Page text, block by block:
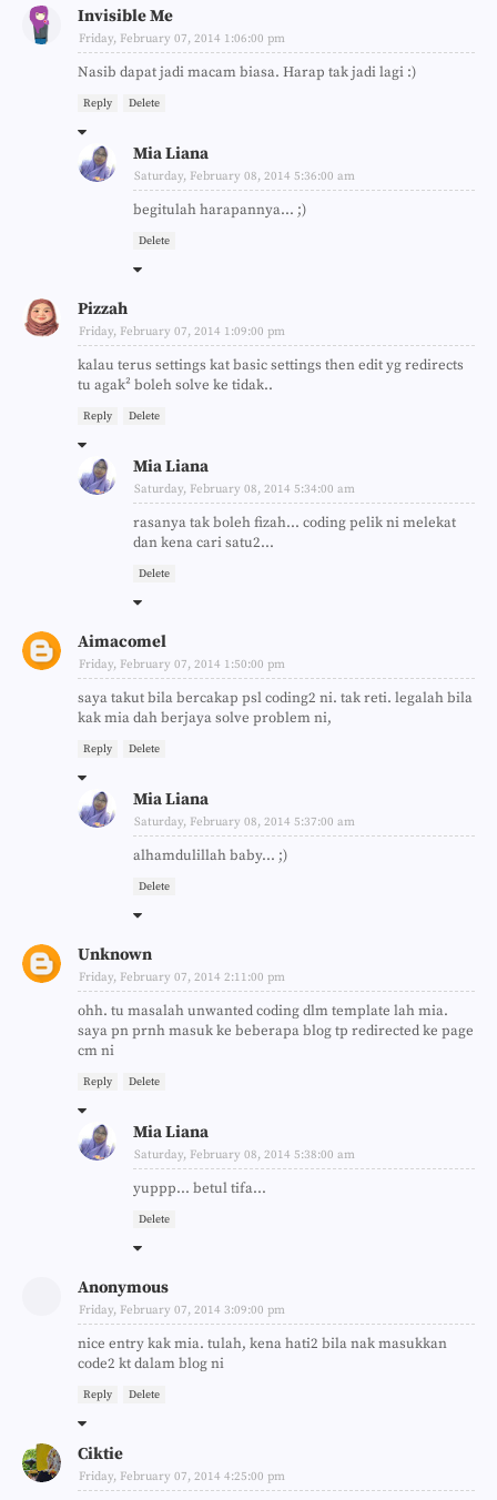
Invisible Me
Friday, February 07, 2014 1:06:00 pm
Nasib dapat jadi macam biasa. Harap tak jadi lagi :)
Reply Delete
Mia Liana
Saturday, February 08, 2014 5:36:00 am
begitulah harapannya... ;)
Delete
Pizzah
Friday, February 07, 2014 1:09:00 pm
kalau terus settings kat basic settings then edit yg redirects
tu agak² boleh solve ke tidak..
Reply Delete
Mia Liana
Saturday, February 08, 2014 5:34:00 am
rasanya tak boleh fizah... coding pelik ni melekat
dan kena cari satu2...
Delete
Aimacomel
Friday, February 07, 2014 1:50:00 pm
saya takut bila bercakap psl coding2 ni. tak reti. legalah bila
kak mia dah berjaya solve problem ni,
Reply Delete
Mia Liana
Saturday, February 08, 2014 5:37:00 am
alhamdulillah baby... ;)
Delete
Unknown
Friday, February 07, 2014 2:11:00 pm
ohh. tu masalah unwanted coding dlm template lah mia.
saya pn prnh masuk ke beberapa blog tp redirected ke page
cm ni
Reply Delete
Mia Liana
Saturday, February 08, 2014 5:38:00 am
yuppp... betul tifa...
Delete
Anonymous
Friday, February 07, 2014 3:09:00 pm
nice entry kak mia. tulah, kena hati2 bila nak masukkan
code2 kt dalam blog ni
Reply Delete
Ciktie
Friday, February 07, 2014 4:25:00 pm